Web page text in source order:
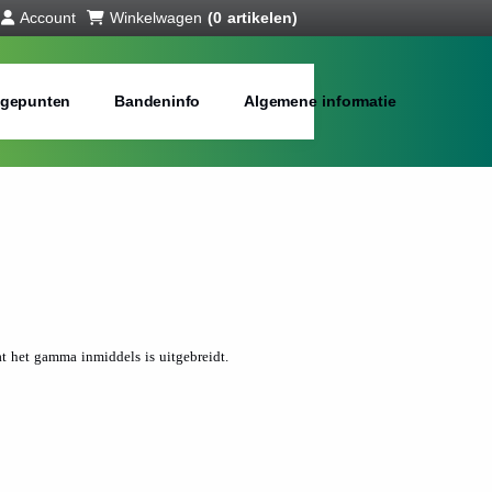
Account Winkelwagen (0 artikelen)
Bandeninfo Algemene informatie
het gamma inmiddels is uitgebreidt.